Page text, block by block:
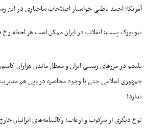
آمریکا؛ احمد باطبی خواستار اصلاحات ساختاری در این
نیویورک پست: انقلاب در ایران ممکن است هر لحظه رخ
بلبشو در مرزهای زمینی ایران و معطل ماندن هزاران
جمهوری اسلامی حتی با وجود محاصره دریایی هم
ندارد!
نوع دیگری از سرکوب و ارعاب؛ وکالتنامه‌های ایرانیان